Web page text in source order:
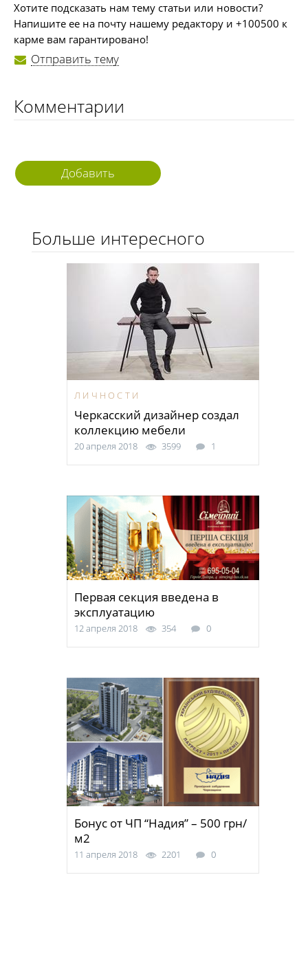
Хотите подсказать нам тему статьи или новости?
Напишите ее на почту нашему редактору и +100500 к
карме вам гарантировано!
Отправить тему
Комментарии
Добавить
Больше интересного
ЛИЧНОСТИ
Черкасский дизайнер создал
коллекцию мебели
20 апреля 2018 3599 1
Первая секция введена в
эксплуатацию
12 апреля 2018 354 0
Бонус от ЧП “Надия” – 500 грн/
м2
11 апреля 2018 2201 0